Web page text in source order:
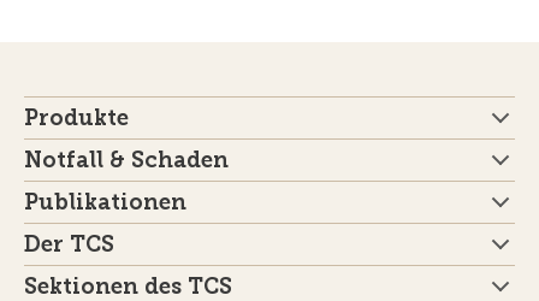
Produkte
Notfall & Schaden
Publikationen
Der TCS
Sektionen des TCS